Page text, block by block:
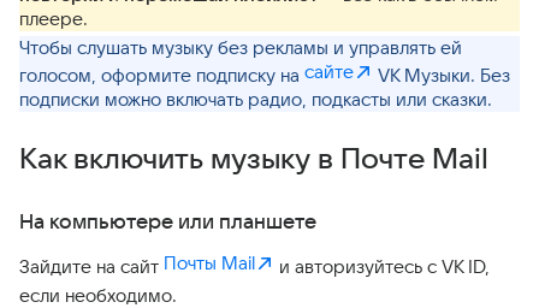
плеере.
Чтобы слушать музыку без рекламы и управлять ей
голосом, оформите подписку на сайте
VK Музыки. Без
подписки можно включать радио, подкасты или сказки.
Как включить музыку в Почте Mail
На компьютере или планшете
Зайдите на сайт Почты Mail
и авторизуйтесь с VK ID,
если необходимо.